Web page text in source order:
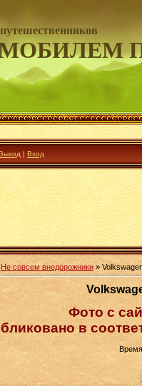
| Вход
Не совсем внедорожники »
Фото с
в